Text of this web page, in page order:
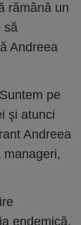
rămână un
să
Andreea
pe
şi atunci
Andreea
manageri,
endemică,